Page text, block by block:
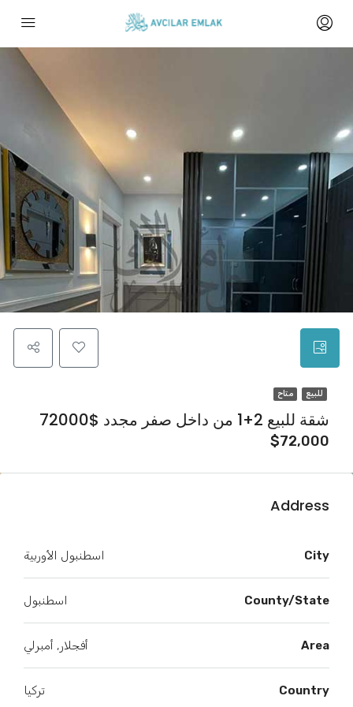
للبيع متاح
شقة للبيع 2+1 من داخل صفر مجدد $72000
$72,000
Address
City اسطنبول الأوربية
County/State اسطنبول
Area أفجلار, أمبرلي
Country تركيا